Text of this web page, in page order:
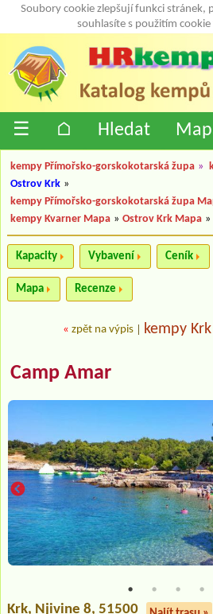
Soubory cookie zlepšují funkci stránek,
souhlasíte s použitím cookie
☰ ⌂ Hledat
kempy Přímořsko-gorskokotarská župa »
Ostrov Krk »
kempy Přímořsko-gorskokotarská župa
kempy Kvarner Mapa » Ostrov Krk Mapa »
Kapacity Vybavení Ceník
Mapa Recenze
« zpět na výpis kempy Krk
Camp Amar
Krk, Njivine 8, 51500